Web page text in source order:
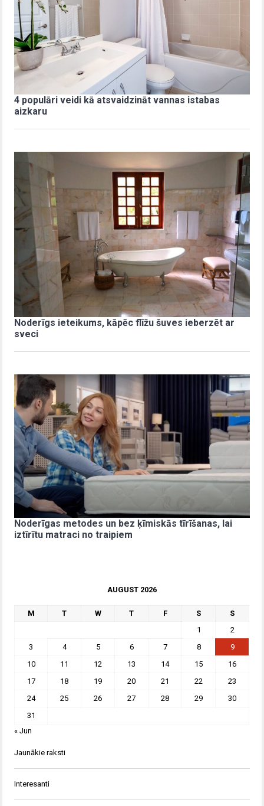
4 populāri veidi kā atsvaidzināt vannas istabas
aizkaru
Noderīgs ieteikums, kāpēc flīžu šuves ieberzēt ar
sveci
Noderīgas metodes un bez ķīmiskās tīrīšanas, lai
iztīrītu matraci no traipiem
AUGUST 2026
M T W T F S
S
1
2
3
4 5 6 7 8
9
10
11 12 13 14 15
16
17
18 19 20 21 22
23
24
25 26 27 28 29
30
31
« Jun
Jaunākie raksti
Interesanti